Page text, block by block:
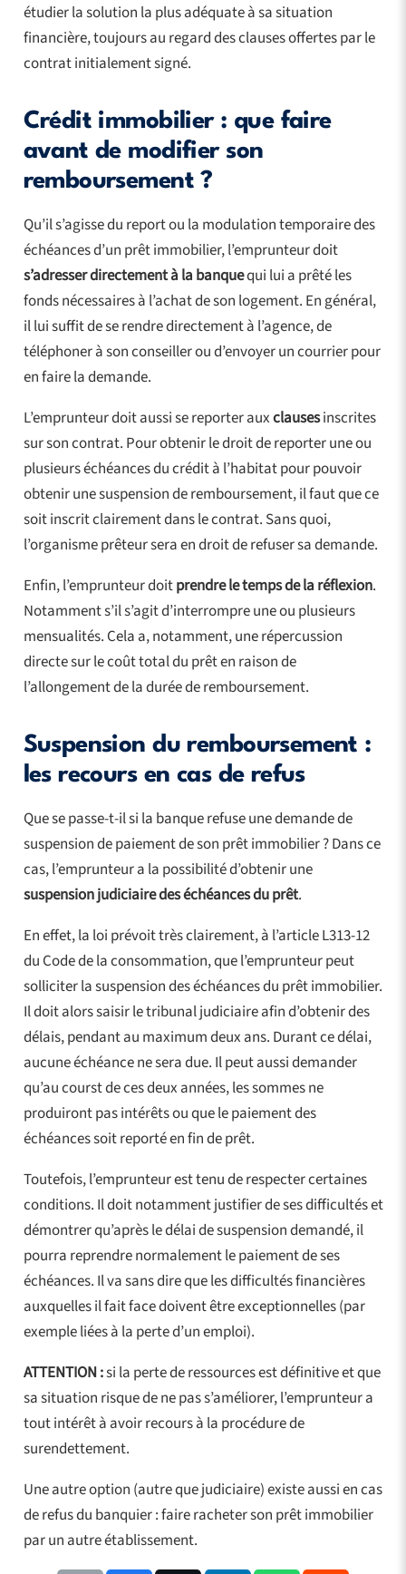
étudier la solution la plus adéquate à sa situation
financière, toujours au regard des clauses offertes par le
contrat initialement signé.
Crédit immobilier : que faire
avant de modifier son
remboursement ?
Qu’il s’agisse du report ou la modulation temporaire des
échéances d’un prêt immobilier, l’emprunteur doit
s’adresser directement à la banquequi lui a prêté les
fonds nécessaires à l’achat de son logement. En général,
il lui suffit de se rendre directement à l’agence, de
téléphoner à son conseiller ou d’envoyer un courrier pour
en faire la demande.
L’emprunteur doit aussi se reporter auxclausesinscrites
sur son contrat. Pour obtenir le droit de reporter une ou
plusieurs échéances du crédit à l’habitat pour pouvoir
obtenir une suspension de remboursement, il faut que ce
soit inscrit clairement dans le contrat. Sans quoi,
l’organisme prêteur sera en droit de refuser sa demande.
Enfin, l’emprunteur doitprendre le temps de la réflexion.
Notamment s’il s’agit d’interrompre une ou plusieurs
mensualités. Cela a, notamment, une répercussion
directe sur le coût total du prêt en raison de
l’allongement de la durée de remboursement.
Suspension du remboursement :
les recours en cas de refus
Que se passe-t-il si la banque refuse une demande de
suspension de paiement de son prêt immobilier ? Dans ce
cas, l’emprunteur a la possibilité d’obtenir une
suspension judiciaire des échéances du prêt.
En effet, la loi prévoit très clairement, à l’article L313-12
du Code de la consommation, que l’emprunteur peut
solliciter la suspension des échéances du prêt immobilier.
Il doit alors saisir le tribunal judiciaire afin d’obtenir des
délais, pendant au maximum deux ans. Durant ce délai,
aucune échéance ne sera due. Il peut aussi demander
qu’au courst de ces deux années, les sommes ne
produiront pas intérêts ou que le paiement des
échéances soit reporté en fin de prêt.
Toutefois, l’emprunteur est tenu de respecter certaines
conditions. Il doit notamment justifier de ses difficultés et
démontrer qu’après le délai de suspension demandé, il
pourra reprendre normalement le paiement de ses
échéances. Il va sans dire que les difficultés financières
auxquelles il fait face doivent être exceptionnelles (par
exemple liées à la perte d’un emploi).
ATTENTION :si la perte de ressources est définitive et que
sa situation risque de ne pas s’améliorer, l’emprunteur a
tout intérêt à avoir recours à la procédure de
surendettement.
Une autre option (autre que judiciaire) existe aussi en cas
de refus du banquier : faire racheter son prêt immobilier
par un autre établissement.